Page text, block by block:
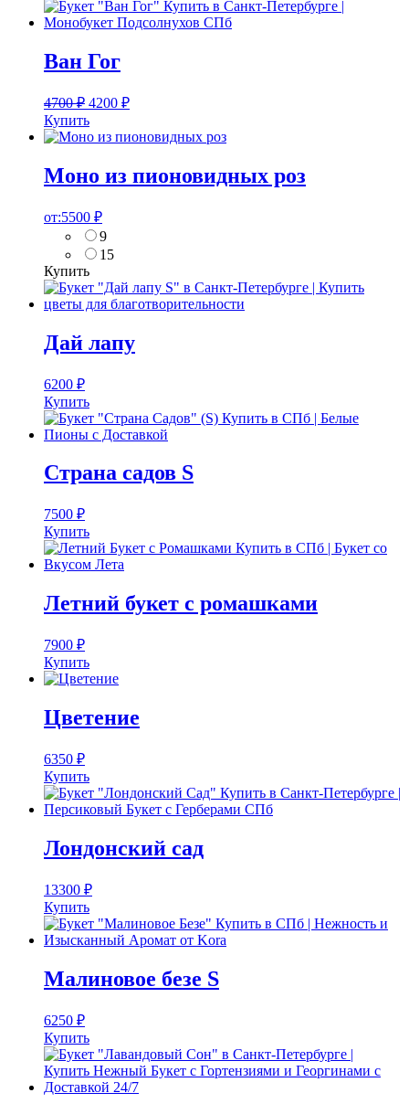
Ван Гог
4700₽ 4200 ₽
Купить
Моно из пионовидных роз
от:5500 ₽
9
15
Купить
Дай лапу
6200 ₽
Купить
Страна садов S
7500 ₽
Купить
Летний букет с ромашками
7900 ₽
Купить
Цветение
6350 ₽
Купить
Лондонский сад
13300 ₽
Купить
Малиновое безе S
6250 ₽
Купить